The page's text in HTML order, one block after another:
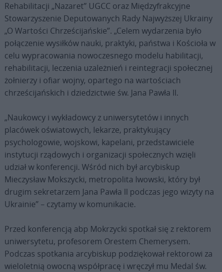
Rehabilitacji „Nazaret” UGCC oraz Międzyfrakcyjne
Stowarzyszenie Deputowanych Rady Najwyższej Ukrainy
„O Wartości Chrześcijańskie”. „Celem wydarzenia było
połączenie wysiłków nauki, praktyki, państwa i Kościoła w
celu wypracowania nowoczesnego modelu habilitacji,
rehabilitacji, leczenia uzależnień i reintegracji społecznej
żołnierzy i ofiar wojny, opartego na wartościach
chrześcijańskich i dziedzictwie św. Jana Pawła II.
„Naukowcy i wykładowcy z uniwersytetów i innych
placówek oświatowych, lekarze, praktykujący
psychologowie, wojskowi, kapelani, przedstawiciele
instytucji rządowych i organizacji społecznych wzięli
udział w konferencji. Wśród nich był arcybiskup
Mieczysław Mokszycki, metropolita lwowski, który był
drugim sekretarzem Jana Pawła II podczas jego wizyty na
Ukrainie” – czytamy w komunikacie.
Przed konferencją abp Mokrzycki spotkał się z rektorem
uniwersytetu, profesorem Orestem Chemerysem.
Podczas spotkania arcybiskup podziękował rektorowi za
wieloletnią owocną współpracę i wręczył mu Medal św.